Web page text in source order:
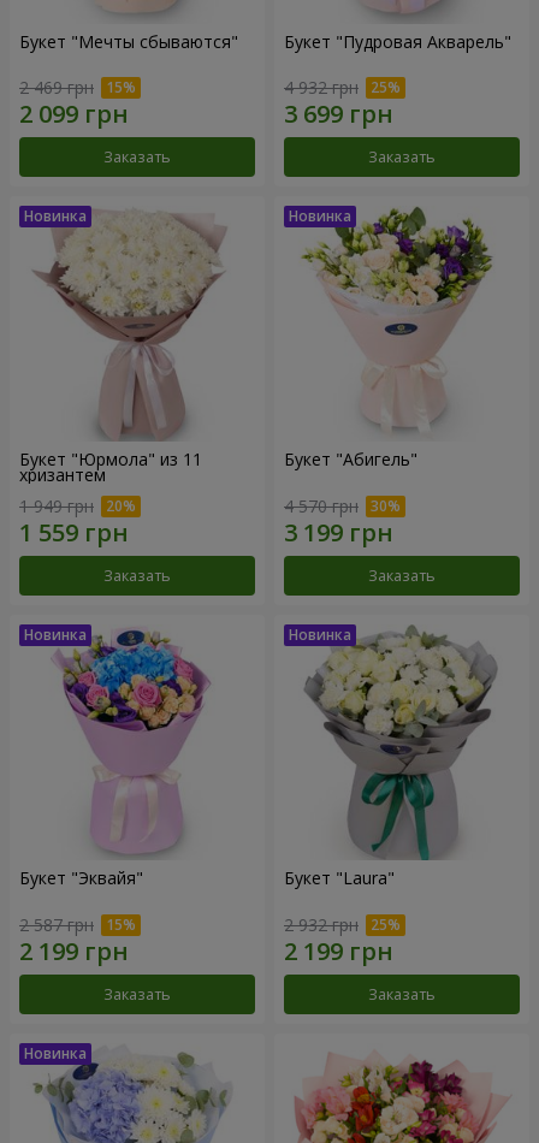
Букет "Мечты сбываются"
2 469 грн
Заказать
Букет "Пудровая Акварель"
4 932 грн
Заказать
Букет "Юрмола" из 11
хризантем
1 949 грн
Заказать
Букет "Абигель"
4 570 грн
Заказать
Букет "Эквайя"
2 587 грн
Заказать
Букет "Laura"
2 932 грн
Заказать